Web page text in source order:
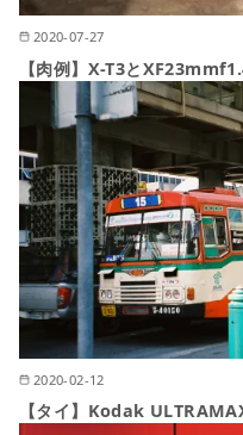
2020-07-27
【肉例】X-T3と
2020-02-12
【タイ】Kodak